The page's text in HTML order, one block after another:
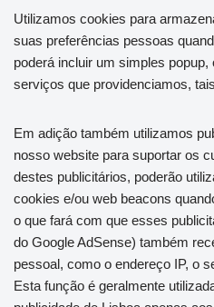
Utilizamos cookies para
suas preferências pessoas
poderá incluir um simples
serviços que providenciamos,
Em adição também utilizamos
nosso website para suportar os
destes publicitários, poderão
cookies e/ou web beacons
o que fará com que esses
do Google AdSense) também
pessoal, como o endereço IP, o
Esta função é geralmente